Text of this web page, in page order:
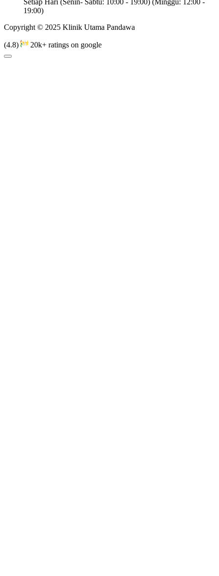
Setiap Hari (Senin- Sabtu: 10:00 - 19:00) (Minggu: 12:00 -
19:00)
Copyright © 2025 Klinik Utama Pandawa
(4.8) 20k+ ratings on google